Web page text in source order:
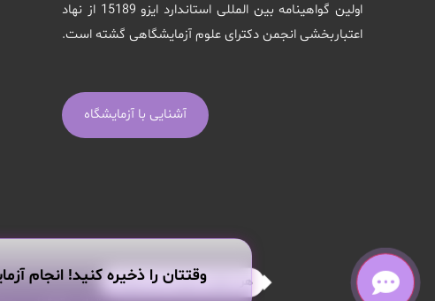
هر سوالی داری از من بپرس!
اولین گواهینامه بین المللی استاندارد ایزو 15189 از نهاد
اعتباربخشی انجمن دکترای علوم آزمایشگاهی گشته است.
آشنایی با آزمایشگاه
وقتتان را ذخیره کنید! انجام